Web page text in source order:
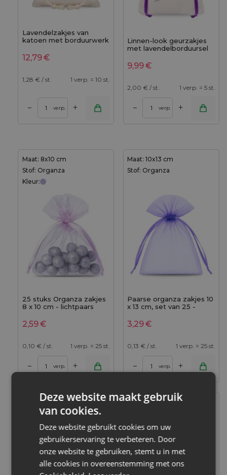
Lavendelzakjes van
katoen met borduurwerk
natuurlijke charme in een
stijlvol jasje
12,79€
1,28 € / st. 1 verp. = 10 st.
– verp. +
Linnen-look geurzakjes
met lavendelborduursel
tijdloos elegant
9,99€
2,00 € / st. 1 verp. = 5 st.
– verp. +
Maat: 8x10 cm
Stof: Organza
Kleur:
25 stuks Organza zakjes
8 x 10 cm - lichtpaars
2,59€
0,10 € / st. 1 verp. = 25 st.
– verp. +
Maat: 10x13 cm
Stof: Organza
Paarse organza zakjes 10
x 13 cm, set van 25 -
en sieraden
3,29€
0,13 € / st. 1 verp. = 25 st.
– verp. +
Maat: 11x14 cm
Stof: Organza
Kleur:
Maat: 10x13 cm
Kleur:
Deze website maakt gebruik
van cookies.
Deze website gebruikt cookies om uw
gebruikerservaring te verbeteren. Door
onze website te gebruiken, stemt u in met
alle cookies in overeenstemming met ons